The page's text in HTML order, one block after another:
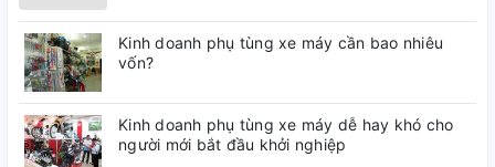
Kinh doanh phụ tùng xe máy cần bao nhiêu
vốn?
Kinh doanh phụ tùng xe máy dễ hay khó cho
người mới bắt đầu khởi nghiệp